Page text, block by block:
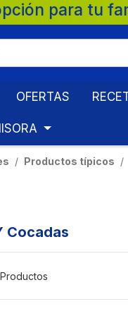
para tu
OFERTAS
Productos típicos
Cocadas